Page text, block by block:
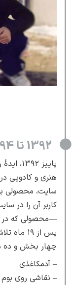
1392 تا 1394
پاییز
هنری و کادویی
سایت، محصولی
کاربر آن را در
—محصولی که در
چهار بخش و ده
– آدمکاغذی
– نقاشی روی بوم